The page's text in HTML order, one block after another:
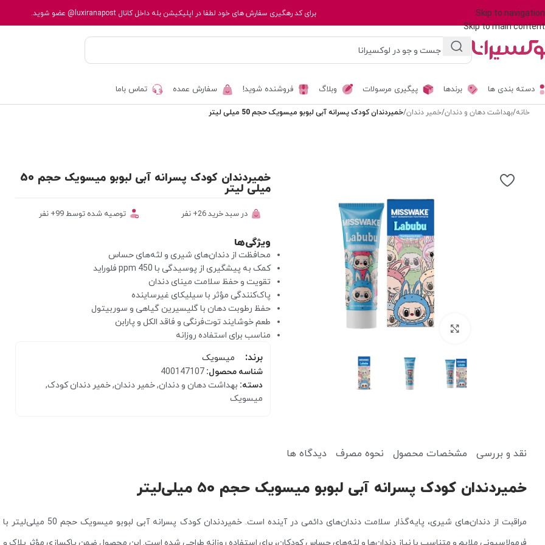
Skip to navigation
Skip to main content
برای کد رهگیری سفارش های خود لطفا در اپلیکیشن بله داخل کانال@luxiranapost عضو شوید.
دسته بندی ها برندها پیگیری مرسولات وبلاگ فروشنده شوید! سفارش عمده تماس باما
خانه/بهداشت دهان و دندان/خمیر دندان/خمیردندان کودک پسرانه آبی لبوبو میسویک حجم 50 میلی لیتر
برای بزرگنمایی کلیک کنید
خمیردندان کودک پسرانه آبی لبوبو میسویک حجم 50
میلی لیتر
در سبد خرید 26+ نفر توصیه شده توسط 99+ نفر
ویژگی‌ها
محافظت از دندان‌های شیری و لثه‌های حساس
کمک به پیشگیری از پوسیدگی با 450 ppm فلوراید
تقویت و حفظ سلامت مینای دندان
پاک‌کنندگی مؤثر با سیلیکای غیرساینده
حفظ رطوبت دهان با گلیسیرین گیاهی و سوربیتول
طعم خوشایند توت‌فرنگی و فاقد الکل و پارابن
مناسب برای استفاده روزانه
برند:
میسویک
شناسه محصول:400147107
دسته: بهداشت دهان و دندان, خمیر دندان, خمیر دندان کودک,
میسویک
نقد و بررسی مشخصات محصول نحوه مصرف دیدگاه ها
خمیردندان کودک پسرانه آبی لبوبو میسویک حجم 50 میلی‌لیتر
مراقبت از دندان‌های شیری، پایه‌گذار سلامت دندان‌های دائمی در آینده است. خمیردندان کودک پسرانه آبی لبوبو میسویک حجم 50 میلی‌لیتر با
فرمولاسیونی ملایم و متناسب با نیاز دندان‌ها و لثه‌های حساس کودکان، برای استفاده روزانه طراحی شده است. این محصول ضمن پاکسازی مؤثر پلاک و